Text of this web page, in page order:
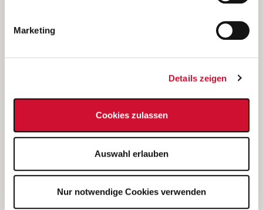
Marketing
Details zeigen
Cookies zulassen
Auswahl erlauben
Nur notwendige Cookies verwenden